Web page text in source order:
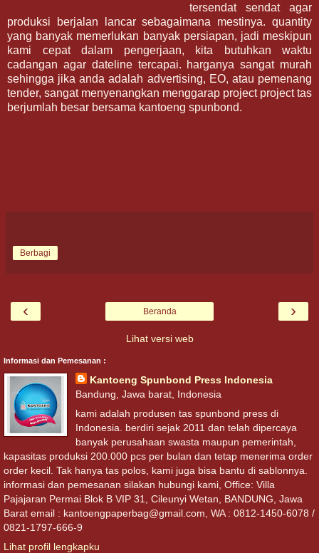
tersendat sendat agar
produksi berjalan lancar sebagaimana mestinya. quantity
yang banyak memerlukan banyak persiapan, jadi meskipun
kami cepat dalam pengerjaan, kita butuhkan waktu
cadangan agar dateline tercapai. harganya sangat murah
sehingga jika anda adalah advertising, EO, atau pemenang
tender, sangat menyenangkan menggarap project project tas
berjumlah besar bersama kantoeng spunbond.
Berbagi
‹ ›
Beranda
Lihat versi web
Informasi dan Pemesanan :
Kantoeng Spunbond Press Indonesia
Bandung, Jawa barat, Indonesia
kami adalah produsen tas spunbond press di
Indonesia. berdiri sejak 2011 dan telah dipercaya
banyak perusahaan swasta maupun pemerintah,
kapasitas produksi 200.000 pcs per bulan dan tetap menerima order
order kecil. Tak hanya tas polos, kami juga bisa bantu di sablonnya.
informasi dan pemesanan silakan hubungi kami, Office: Villa
Pajajaran Permai Blok B VIP 31, Cileunyi Wetan, BANDUNG, Jawa
Barat email : kantoengpaperbag@gmail.com, WA : 0812-1450-6078 /
0821-1797-666-9
Lihat profil lengkapku